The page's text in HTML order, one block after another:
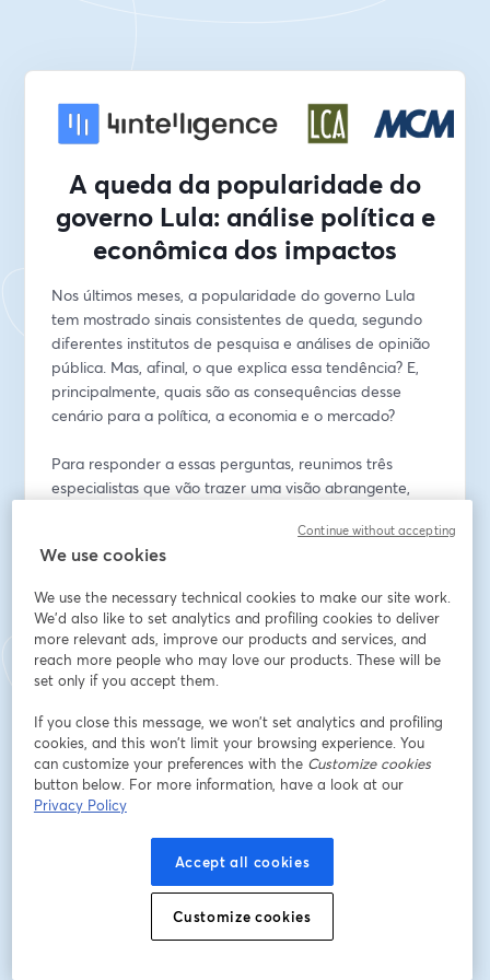
A queda da popularidade do
governo Lula: análise política e
econômica dos impactos
Nos últimos meses, a popularidade do governo Lula
tem mostrado sinais consistentes de queda, segundo
diferentes institutos de pesquisa e análises de opinião
pública. Mas, afinal, o que explica essa tendência? E,
principalmente, quais são as consequências desse
cenário para a política, a economia e o mercado?
Para responder a essas perguntas, reunimos três
especialistas que vão trazer uma visão abrangente,
First name*
Last name*
Cargo
We use cookies
We use the necessary technical cookies to make our site work.
We'd also like to set analytics and profiling cookies to deliver
more relevant ads, improve our products and services, and
reach more people who may love our products. These will be
set only if you accept them.
If you close this message, we won’t set analytics and profiling
cookies, and this won’t limit your browsing experience. You
can customize your preferences with the Customize cookies
button below. For more information, have a look at our
Privacy Policy
Accept all cookies
Customize cookies
Continue without accepting